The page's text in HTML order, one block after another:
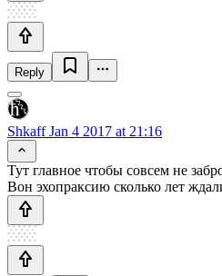
Reply
ShkaffJan 4 2017 at 21:16
Тут главное чтобы совсем не
Вон эхопраксию сколько лет